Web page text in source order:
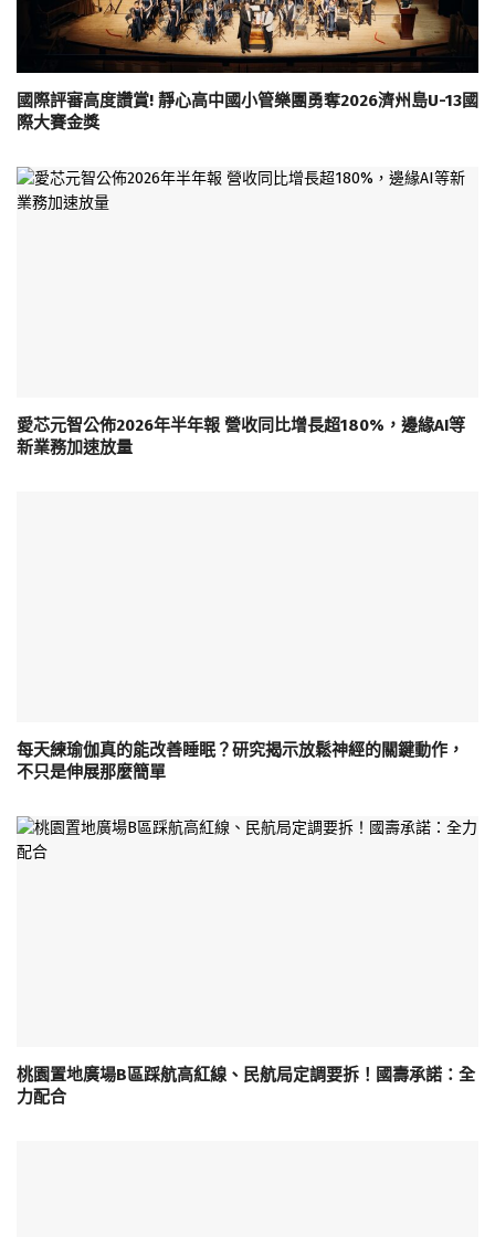
國際評審高度讚賞! 靜心高中國小管樂團勇奪2026濟州島U-13國
際大賽金獎
愛芯元智公佈2026年半年報 營收同比增長超180%，邊緣AI等
新業務加速放量
每天練瑜伽真的能改善睡眠？研究揭示放鬆神經的關鍵動作，
不只是伸展那麼簡單
桃園置地廣場B區踩航高紅線、民航局定調要拆！國壽承諾：全
力配合